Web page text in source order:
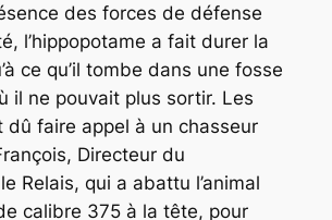
des forces de défense
l’hippopotame a fait durer la
ce qu’il tombe dans une fosse
il ne pouvait plus sortir. Les
dû faire appel à un chasseur
Directeur du
Relais, qui a abattu l’animal
calibre 375 à la tête, pour